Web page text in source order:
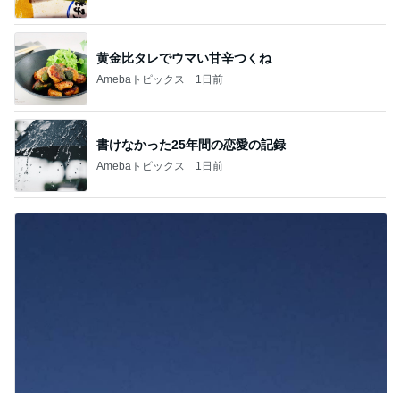
黄金比タレでウマい甘辛つくね
Amebaトピックス 1日前
書けなかった25年間の恋愛の記録
Amebaトピックス 1日前